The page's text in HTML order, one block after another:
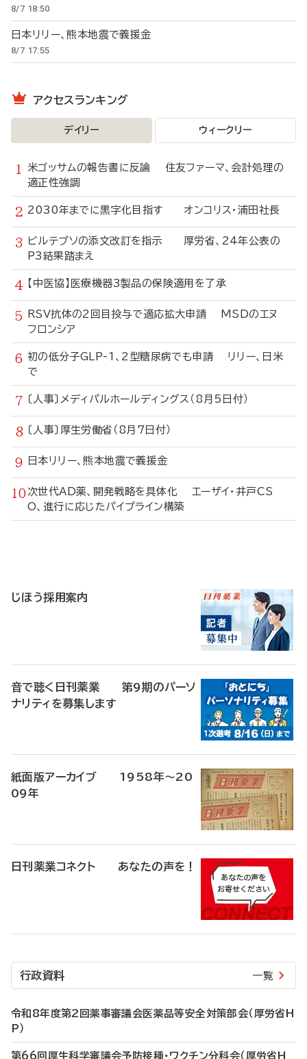
8/7 18:50
日本リリー、熊本地震で義援金
8/7 17:55
アクセスランキング
デイリー ウィークリー
米ゴッサムの報告書に反論 住友ファーマ、会計処理の
適正性強調
2030年までに黒字化目指す オンコリス・浦田社長
ビルテプソの添文改訂を指示 厚労省、24年公表の
P3結果踏まえ
【中医協】医療機器3製品の保険適用を了承
RSV抗体の2回目投与で適応拡大申請 MSDのエヌ
フロンシア
初の低分子GLP-1、2型糖尿病でも申請 リリー、日米
で
〔人事〕メディパルホールディングス（8月5日付）
〔人事〕厚生労働省（8月7日付）
日本リリー、熊本地震で義援金
次世代AD薬、開発戦略を具体化 エーザイ・井戸CS
O、進行に応じたパイプライン構築
じほう採用案内
音で聴く日刊薬業 第9期のパーソ
ナリティを募集します
紙面版アーカイブ 1958年～20
09年
日刊薬業コネクト あなたの声を！
行政資料 一覧
令和8年度第2回薬事審議会医薬品等安全対策部会（厚労省H
P）
第66回厚生科学審議会予防接種・ワクチン分科会（厚労省H